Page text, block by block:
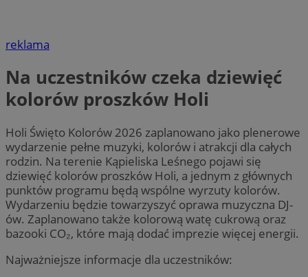
reklama
Na uczestników czeka dziewięć
kolorów proszków Holi
Holi Święto Kolorów 2026 zaplanowano jako plenerowe
wydarzenie pełne muzyki, kolorów i atrakcji dla całych
rodzin. Na terenie Kąpieliska Leśnego pojawi się
dziewięć kolorów proszków Holi, a jednym z głównych
punktów programu będą wspólne wyrzuty kolorów.
Wydarzeniu będzie towarzyszyć oprawa muzyczna DJ-
ów. Zaplanowano także kolorową watę cukrową oraz
bazooki CO₂, które mają dodać imprezie więcej energii.
Najważniejsze informacje dla uczestników: